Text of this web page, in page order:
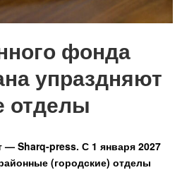
фонда
упраздняют
отделы
— Sharq-press. С 1 января 2027
(городские) отделы